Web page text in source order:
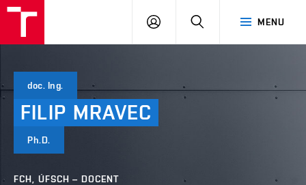
MENU
PŘIHLÁSIT
doc. Ing.
FILIP MRAVEC
Ph.D.
FCH, ÚFSCH – DOCENT